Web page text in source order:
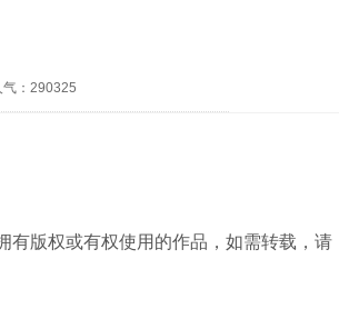
：290325
有版权或有权使用的作品，如需转载，请